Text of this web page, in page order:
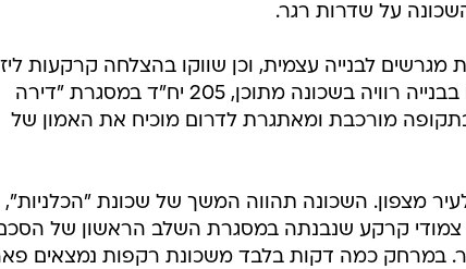
מגרשים לבנייה עצמית, וכן שווקו בהצלחה קרקעות
מובילים לבניית 682 יח"ד ב-6 מתחמים בבנייה רוויה בשכונה מתוכן, 205 יח"ד במסגרת "דירה
מורכבת ומאתגרת לדרום מוכיח את האמון של
מצפון. השכונה תהווה המשך של שכונת "הכלניות",
שכונת צמודי הקרקע הכוללת כ- 1200 צמודי קרקע שנבנתה במסגרת השלב הראשון של
במרחק כמה דקות בלבד משכונת רקפות נמצאים